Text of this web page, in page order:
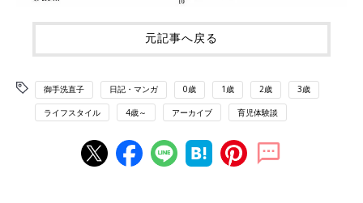
元記事へ戻る
御手洗直子 日記・マンガ 0歳 1歳 2歳 3歳
ライフスタイル 4歳～ アーカイブ 育児体験談